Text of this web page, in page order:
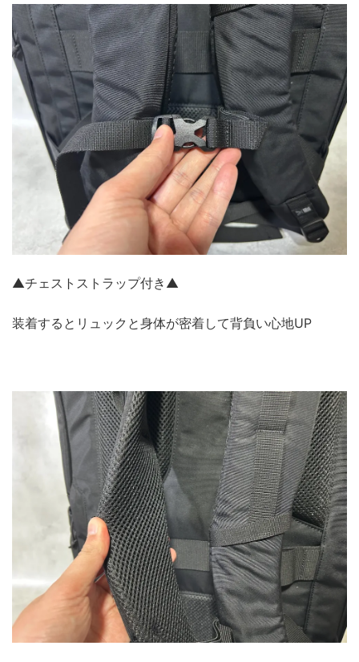
▲チェストストラップ付き▲
装着するとリュックと身体が密着して背負い心地UP